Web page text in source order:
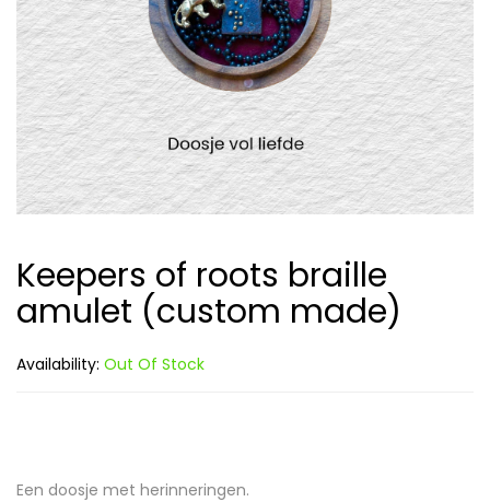
Keepers of roots braille
amulet (custom made)
Availability: Out Of Stock
Een doosje met herinneringen.